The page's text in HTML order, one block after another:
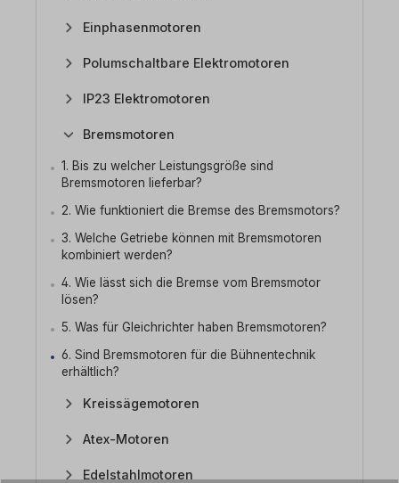
Einphasenmotoren
Polumschaltbare Elektromotoren
IP23 Elektromotoren
Bremsmotoren
1. Bis zu welcher Leistungsgröße sind
Bremsmotoren lieferbar?
2. Wie funktioniert die Bremse des Bremsmotors?
3. Welche Getriebe können mit Bremsmotoren
kombiniert werden?
4. Wie lässt sich die Bremse vom Bremsmotor
lösen?
5. Was für Gleichrichter haben Bremsmotoren?
6. Sind Bremsmotoren für die Bühnentechnik
erhältlich?
Kreissägemotoren
Atex-Motoren
Edelstahlmotoren